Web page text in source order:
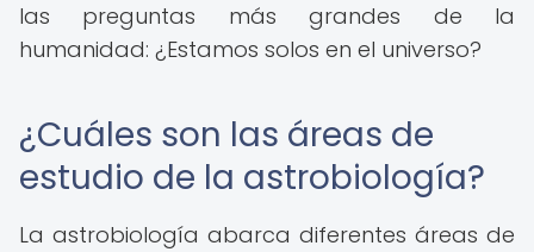
las preguntas más grandes de la
humanidad: ¿Estamos solos en el universo?
¿Cuáles son las áreas de
estudio de la astrobiología?
La astrobiología abarca diferentes áreas de